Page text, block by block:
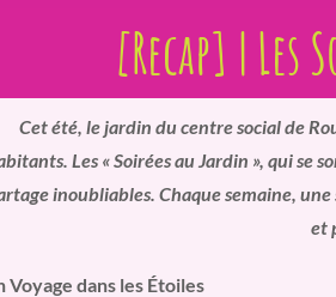
[Recap] | Les
Cet été, le jardin du centre social de
Les « Soirées au Jardin », qui
inoubliables. Chaque semaine,
et
Voyage dans les Étoiles